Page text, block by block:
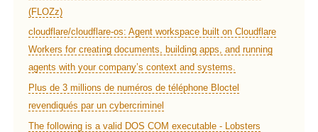
(FLOZz)
cloudflare/cloudflare-os: Agent workspace built on Cloudflare
Workers for creating documents, building apps, and running
agents with your company’s context and systems.
Plus de 3 millions de numéros de téléphone Bloctel
revendiqués par un cybercriminel
The following is a valid DOS COM executable - Lobsters